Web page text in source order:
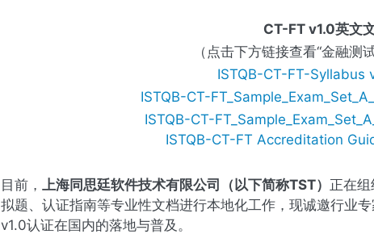
CT-FTv1.0英文
（点击下方链接查看“金融测
ISTQB-CT-FT-Syllabus
ISTQB-CT-
ISTQB-CT-
ISTQB-CT-FT Accreditation
目前， 上海同思廷软件技术有限公司（以下简称TST） 正在
拟题、认证指南等专业性文档进行本地化工作，现诚邀行业
v1.0认证在国内的落地与普及。